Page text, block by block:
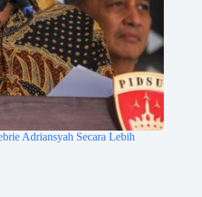
Adriansyah Secara Lebih